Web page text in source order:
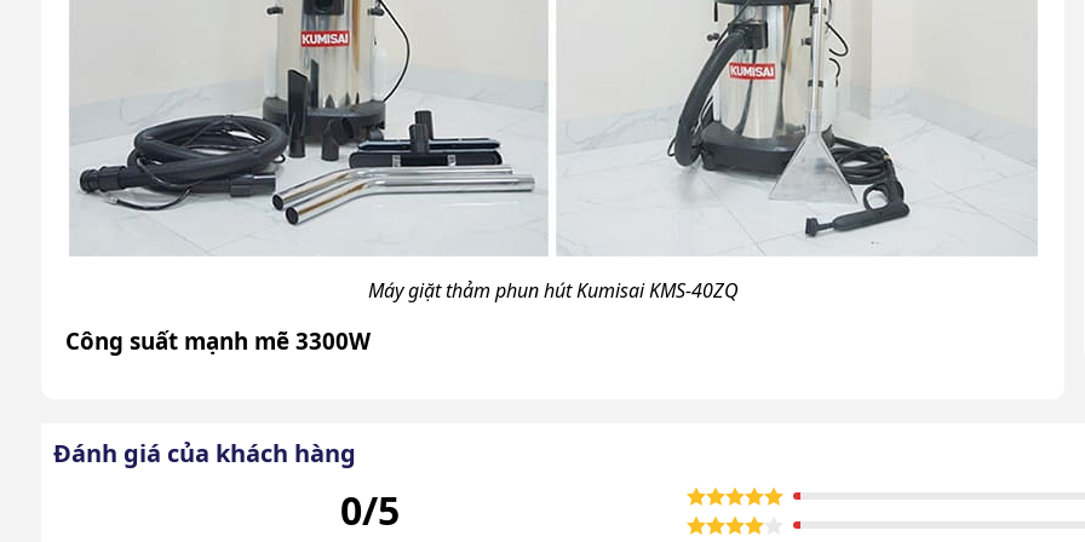
Máy giặt thảm phun hút Kumisai KMS-40ZQ
Công suất mạnh mẽ 3300W
Điều này có nghĩa là bạn có thể giặt nhiều thảm hơn trong cùng một thời gian, từ đó tăng hiệu quả công
Đánh giá của khách hàng
0/5